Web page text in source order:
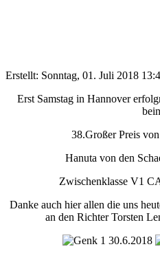
Erstellt: Sonntag, 01. Juli 2018
Erst Samstag in Hannover
38.Großer Preis
Hanuta von den
Zwischenklasse V1
Danke auch hier allen die uns
an den Richter Torsten